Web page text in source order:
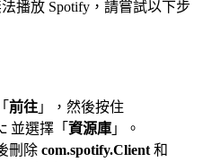
播放 Spotify，請嘗試以下步
前往 」，然後按住
並選擇「 資源庫 」。
刪除 com.spotify.Client 和